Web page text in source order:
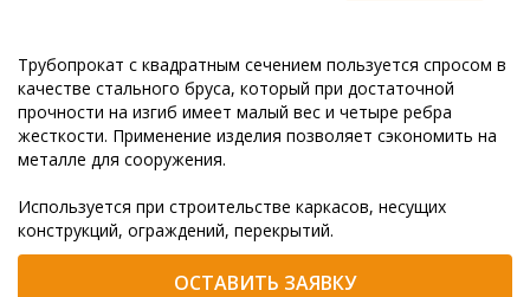
Трубопрокат с квадратным сечением пользуется спросом в
качестве стального бруса, который при достаточной
прочности на изгиб имеет малый вес и четыре ребра
жесткости. Применение изделия позволяет сэкономить на
металле для сооружения.
Используется при строительстве каркасов, несущих
конструкций, ограждений, перекрытий.
ОСТАВИТЬ ЗАЯВКУ